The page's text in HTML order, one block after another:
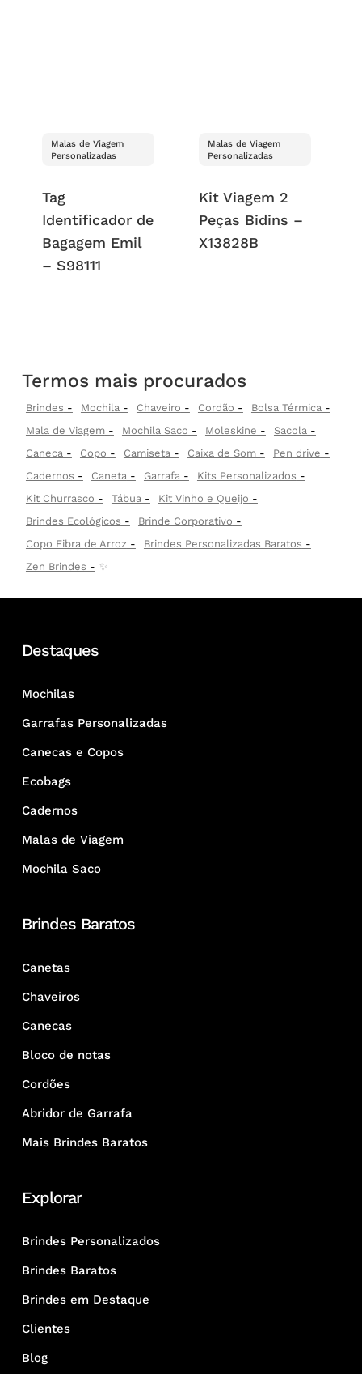
Malas de Viagem
Personalizadas
Tag
Identificador de
Bagagem Emil
– S98111
Malas de Viagem
Personalizadas
Kit Viagem 2
Peças Bidins –
X13828B
Termos mais procurados
Brindes Mochila Chaveiro Cordão
Bolsa Térmica
Mala de Viagem
Mochila Saco Moleskine
Sacola
Caneca
Copo Camiseta Caixa de Som
Pen drive
Cadernos
Caneta Garrafa
Kits Personalizados
Kit Churrasco
Tábua
Kit Vinho e Queijo
Brindes Ecológicos
Brinde Corporativo
Copo Fibra de Arroz
Brindes Personalizadas Baratos
Zen Brindes
✨
Destaques
Mochilas
Garrafas Personalizadas
Canecas e Copos
Ecobags
Cadernos
Malas de Viagem
Mochila Saco
Brindes Baratos
Canetas
Chaveiros
Canecas
Bloco de notas
Cordões
Abridor de Garrafa
Mais Brindes Baratos
Explorar
Brindes Personalizados
Brindes Baratos
Brindes em Destaque
Clientes
Blog